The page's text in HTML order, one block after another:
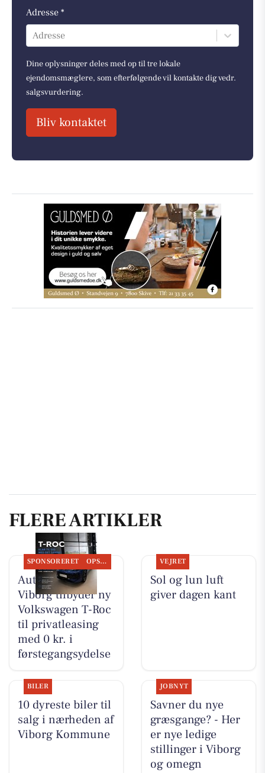
Adresse *
Adresse
Dine oplysninger deles med op til tre lokale
ejendomsmæglere, som efterfølgende vil kontakte dig vedr.
salgsvurdering.
Bliv kontaktet
FLERE ARTIKLER
SPONSORERET OPSLAGSTAVLEN
Autocentralen
Viborg tilbyder ny
Volkswagen T-Roc
til privatleasing
med 0 kr. i
førstegangsydelse
VEJRET
Sol og lun luft
giver dagen kant
BILER
10 dyreste biler til
salg i nærheden af
Viborg Kommune
JOBNYT
Savner du nye
græsgange? - Her
er nye ledige
stillinger i Viborg
og omegn